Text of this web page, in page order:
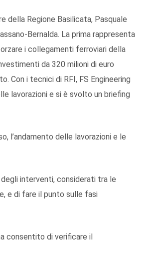
della Regione Basilicata, Pasquale
Bernalda. La prima rappresenta
i collegamenti ferroviari della
da 320 milioni di euro
Con i tecnici di RFI, FS Engineering
lavorazioni e si è svolto un briefing
l’andamento delle lavorazioni e le
interventi, considerati tra le
e di fare il punto sulle fasi
consentito di verificare il